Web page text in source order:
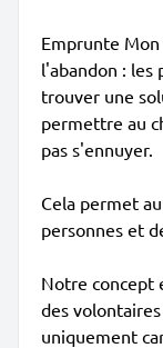
Emprunte
l'abandon : les
trouver une
permettre au
pas s'ennuyer.
Cela permet
personnes et
Notre concept
des
uniquement